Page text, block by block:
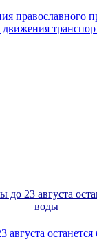
православного
останется